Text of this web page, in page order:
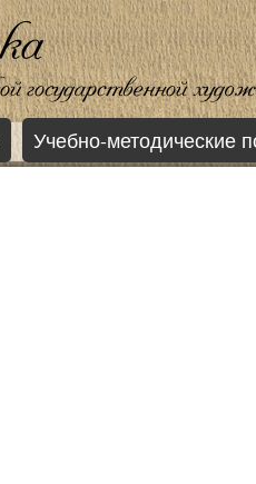
Учебно-методические